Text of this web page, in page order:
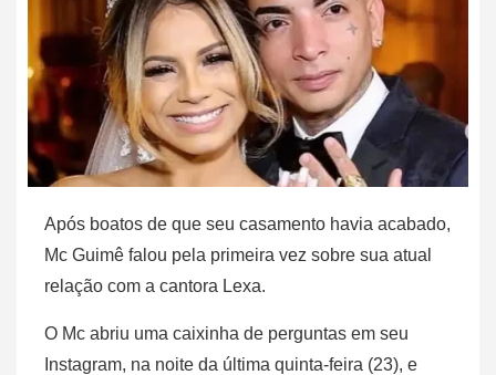
Após boatos de que seu casamento havia acabado,
Mc Guimê falou pela primeira vez sobre sua atual
relação com a cantora Lexa.
O Mc abriu uma caixinha de perguntas em seu
Instagram, na noite da última quinta-feira (23), e